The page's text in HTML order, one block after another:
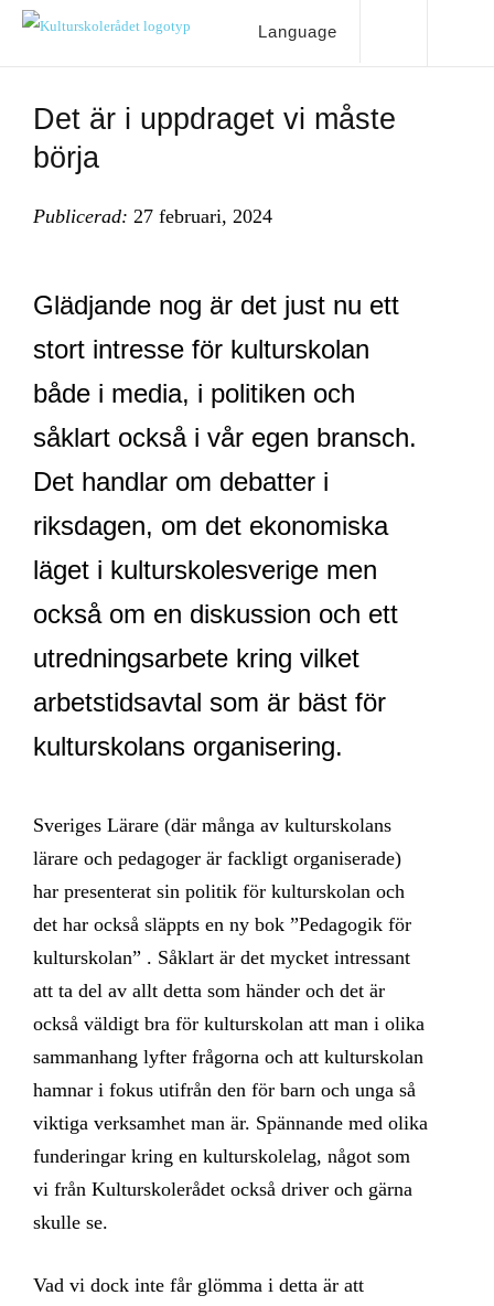
Language
Det är i uppdraget vi måste
börja
Publicerad: 27 februari, 2024
Glädjande nog är det just nu ett
stort intresse för kulturskolan
både i media, i politiken och
såklart också i vår egen bransch.
Det handlar om debatter i
riksdagen, om det ekonomiska
läget i kulturskolesverige men
också om en diskussion och ett
utredningsarbete kring vilket
arbetstidsavtal som är bäst för
kulturskolans organisering.
Sveriges Lärare (där många av kulturskolans
lärare och pedagoger är fackligt organiserade)
har presenterat sin politik för kulturskolan och
det har också släppts en ny bok ”Pedagogik för
kulturskolan” . Såklart är det mycket intressant
att ta del av allt detta som händer och det är
också väldigt bra för kulturskolan att man i olika
sammanhang lyfter frågorna och att kulturskolan
hamnar i fokus utifrån den för barn och unga så
viktiga verksamhet man är. Spännande med olika
funderingar kring en kulturskolelag, något som
vi från Kulturskolerådet också driver och gärna
skulle se.
Vad vi dock inte får glömma i detta är att